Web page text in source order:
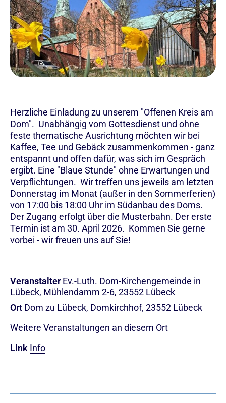
Herzliche Einladung zu unserem "Offenen Kreis am
Dom". Unabhängig vom Gottesdienst und ohne
feste thematische Ausrichtung möchten wir bei
Kaffee, Tee und Gebäck zusammenkommen - ganz
entspannt und offen dafür, was sich im Gespräch
ergibt. Eine "Blaue Stunde" ohne Erwartungen und
Verpflichtungen. Wir treffen uns jeweils am letzten
Donnerstag im Monat (außer in den Sommerferien)
von 17:00 bis 18:00 Uhr im Südanbau des Doms.
Der Zugang erfolgt über die Musterbahn. Der erste
Termin ist am 30. April 2026. Kommen Sie gerne
vorbei - wir freuen uns auf Sie!
Veranstalter Ev.-Luth. Dom-Kirchengemeinde in
Lübeck, Mühlendamm 2-6, 23552 Lübeck
Ort Dom zu Lübeck, Domkirchhof, 23552 Lübeck
Weitere Veranstaltungen an diesem Ort
Link Info